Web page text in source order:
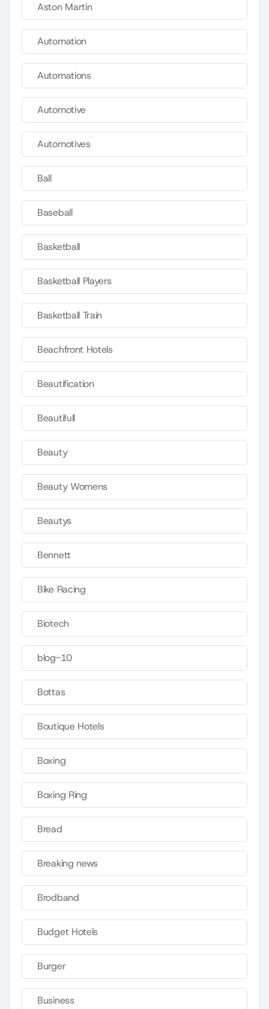
Aston Martin
Automation
Automations
Automotive
Automotives
Ball
Baseball
Basketball
Basketball Players
Basketball Train
Beachfront Hotels
Beautification
Beautifull
Beauty
Beauty Womens
Beautys
Bennett
Bike Racing
Biotech
blog-10
Bottas
Boutique Hotels
Boxing
Boxing Ring
Bread
Breaking news
Brodband
Budget Hotels
Burger
Business